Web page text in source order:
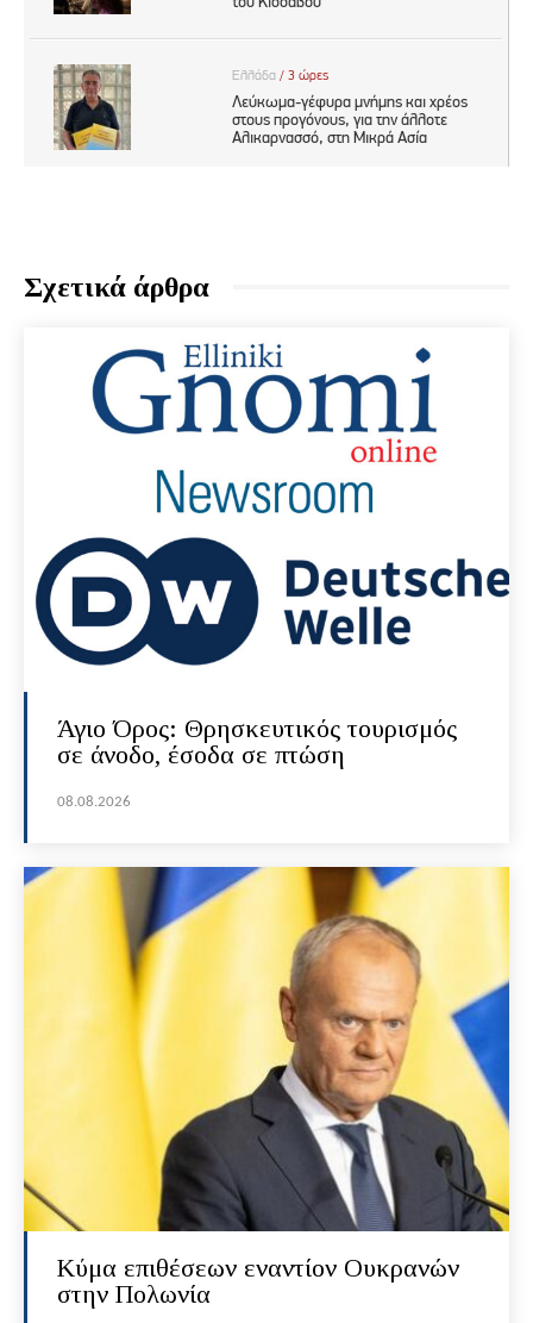
Σχετικά άρθρα
Άγιο Όρος: Θρησκευτικός τουρισμός
σε άνοδο, έσοδα σε πτώση
08.08.2026
Κύμα επιθέσεων εναντίον Ουκρανών
στην Πολωνία